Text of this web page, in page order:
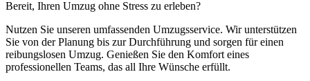
Bereit, Ihren Umzug ohne Stress zu erleben?
Nutzen Sie unseren umfassenden Umzugsservice. Wir unterstützen
Sie von der Planung bis zur Durchführung und sorgen für einen
reibungslosen Umzug. Genießen Sie den Komfort eines
professionellen Teams, das all Ihre Wünsche erfüllt.